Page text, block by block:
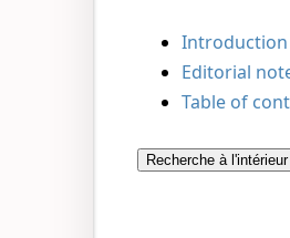
Introduction
Editorial
Table of